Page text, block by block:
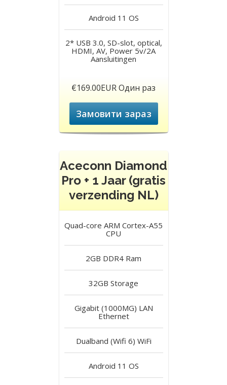
Android 11 OS
2* USB 3.0, SD-slot, optical,
HDMI, AV, Power 5v/2A
Aansluitingen
€169.00EUR Один раз
Замовити зараз
Aceconn Diamond
Pro + 1 Jaar (gratis
verzending NL)
Quad-core ARM Cortex-A55
CPU
2GB DDR4 Ram
32GB Storage
Gigabit (1000MG) LAN
Ethernet
Dualband (Wifi 6) WiFi
Android 11 OS